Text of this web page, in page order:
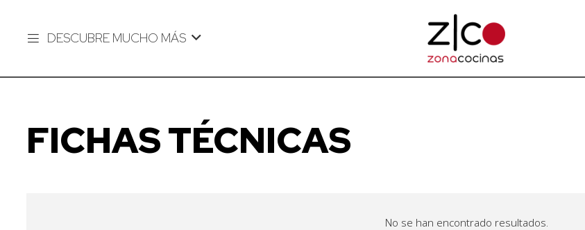
DESCUBRE MUCHO MÁS
FICHAS TÉCNICAS
No se han encontrado resultados.